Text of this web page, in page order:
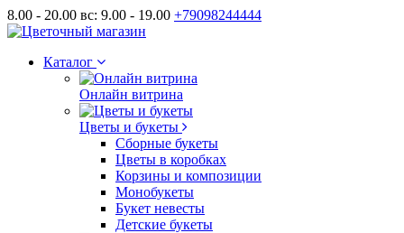
8.00 - 20.00 вс: 9.00 - 19.00 +79098244444
Каталог
Онлайн витрина
Цветы и букеты
Сборные букеты
Цветы в коробках
Корзины и композиции
Монобукеты
Букет невесты
Детские букеты